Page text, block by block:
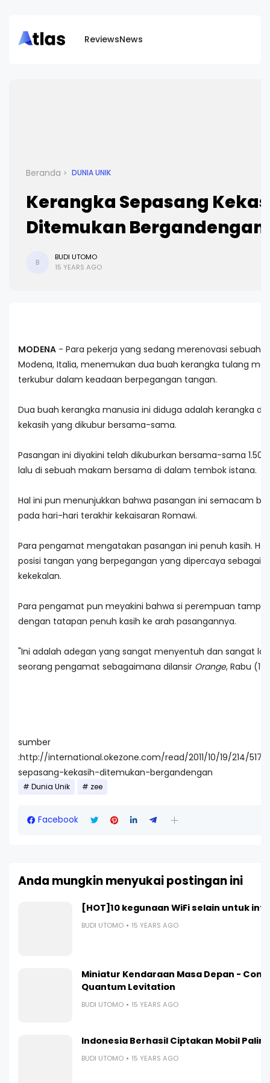
ReviewsNews
Beranda DUNIA UNIK
Kerangka Sepasang
Ditemukan Bergandengan
B
BUDI UTOMO
15 YEARS AGO
MODENA - Para pekerja yang sedang merenovasi sebuah
Modena, Italia, menemukan dua buah kerangka tulang
terkubur dalam keadaan berpegangan tangan.
Dua buah kerangka manusia ini diduga adalah kerangka
kekasih yang dikubur bersama-sama.
Pasangan ini diyakini telah dikuburkan bersama-sama
lalu di sebuah makam bersama di dalam tembok istana.
Hal ini pun menunjukkan bahwa pasangan ini semacam
pada hari-hari terakhir kekaisaran Romawi.
Para pengamat mengatakan pasangan ini penuh kasih.
posisi tangan yang berpegangan yang dipercaya sebagai
kekekalan.
Para pengamat pun meyakini bahwa si perempuan
dengan tatapan penuh kasih ke arah pasangannya.
"Ini adalah adegan yang sangat menyentuh dan sangat
seorang pengamat sebagaimana dilansir Orange, Rabu
sumber
:http://international.okezone.com/read/2011/10/19/214/
sepasang-kekasih-ditemukan-bergandengan
Dunia Unik zee
Facebook
Anda mungkin menyukai postingan ini
[HOT]10 kegunaan WiFi selain untuk
BUDI UTOMO 15 YEARS AGO
Miniatur Kendaraan Masa Depan -
Quantum Levitation
BUDI UTOMO 15 YEARS AGO
Indonesia Berhasil Ciptakan Mobil
BUDI UTOMO 15 YEARS AGO